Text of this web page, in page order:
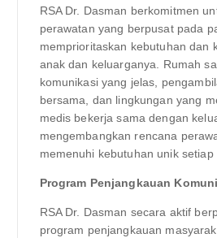
RSA Dr. Dasman berkomitmen
perawatan yang berpusat pada
memprioritaskan kebutuhan dan
anak dan keluarganya. Rumah
komunikasi yang jelas,
bersama, dan lingkungan yang
medis bekerja sama dengan
mengembangkan rencana
memenuhi kebutuhan unik setiap
Program Penjangkauan
RSA Dr. Dasman secara aktif
program penjangkauan